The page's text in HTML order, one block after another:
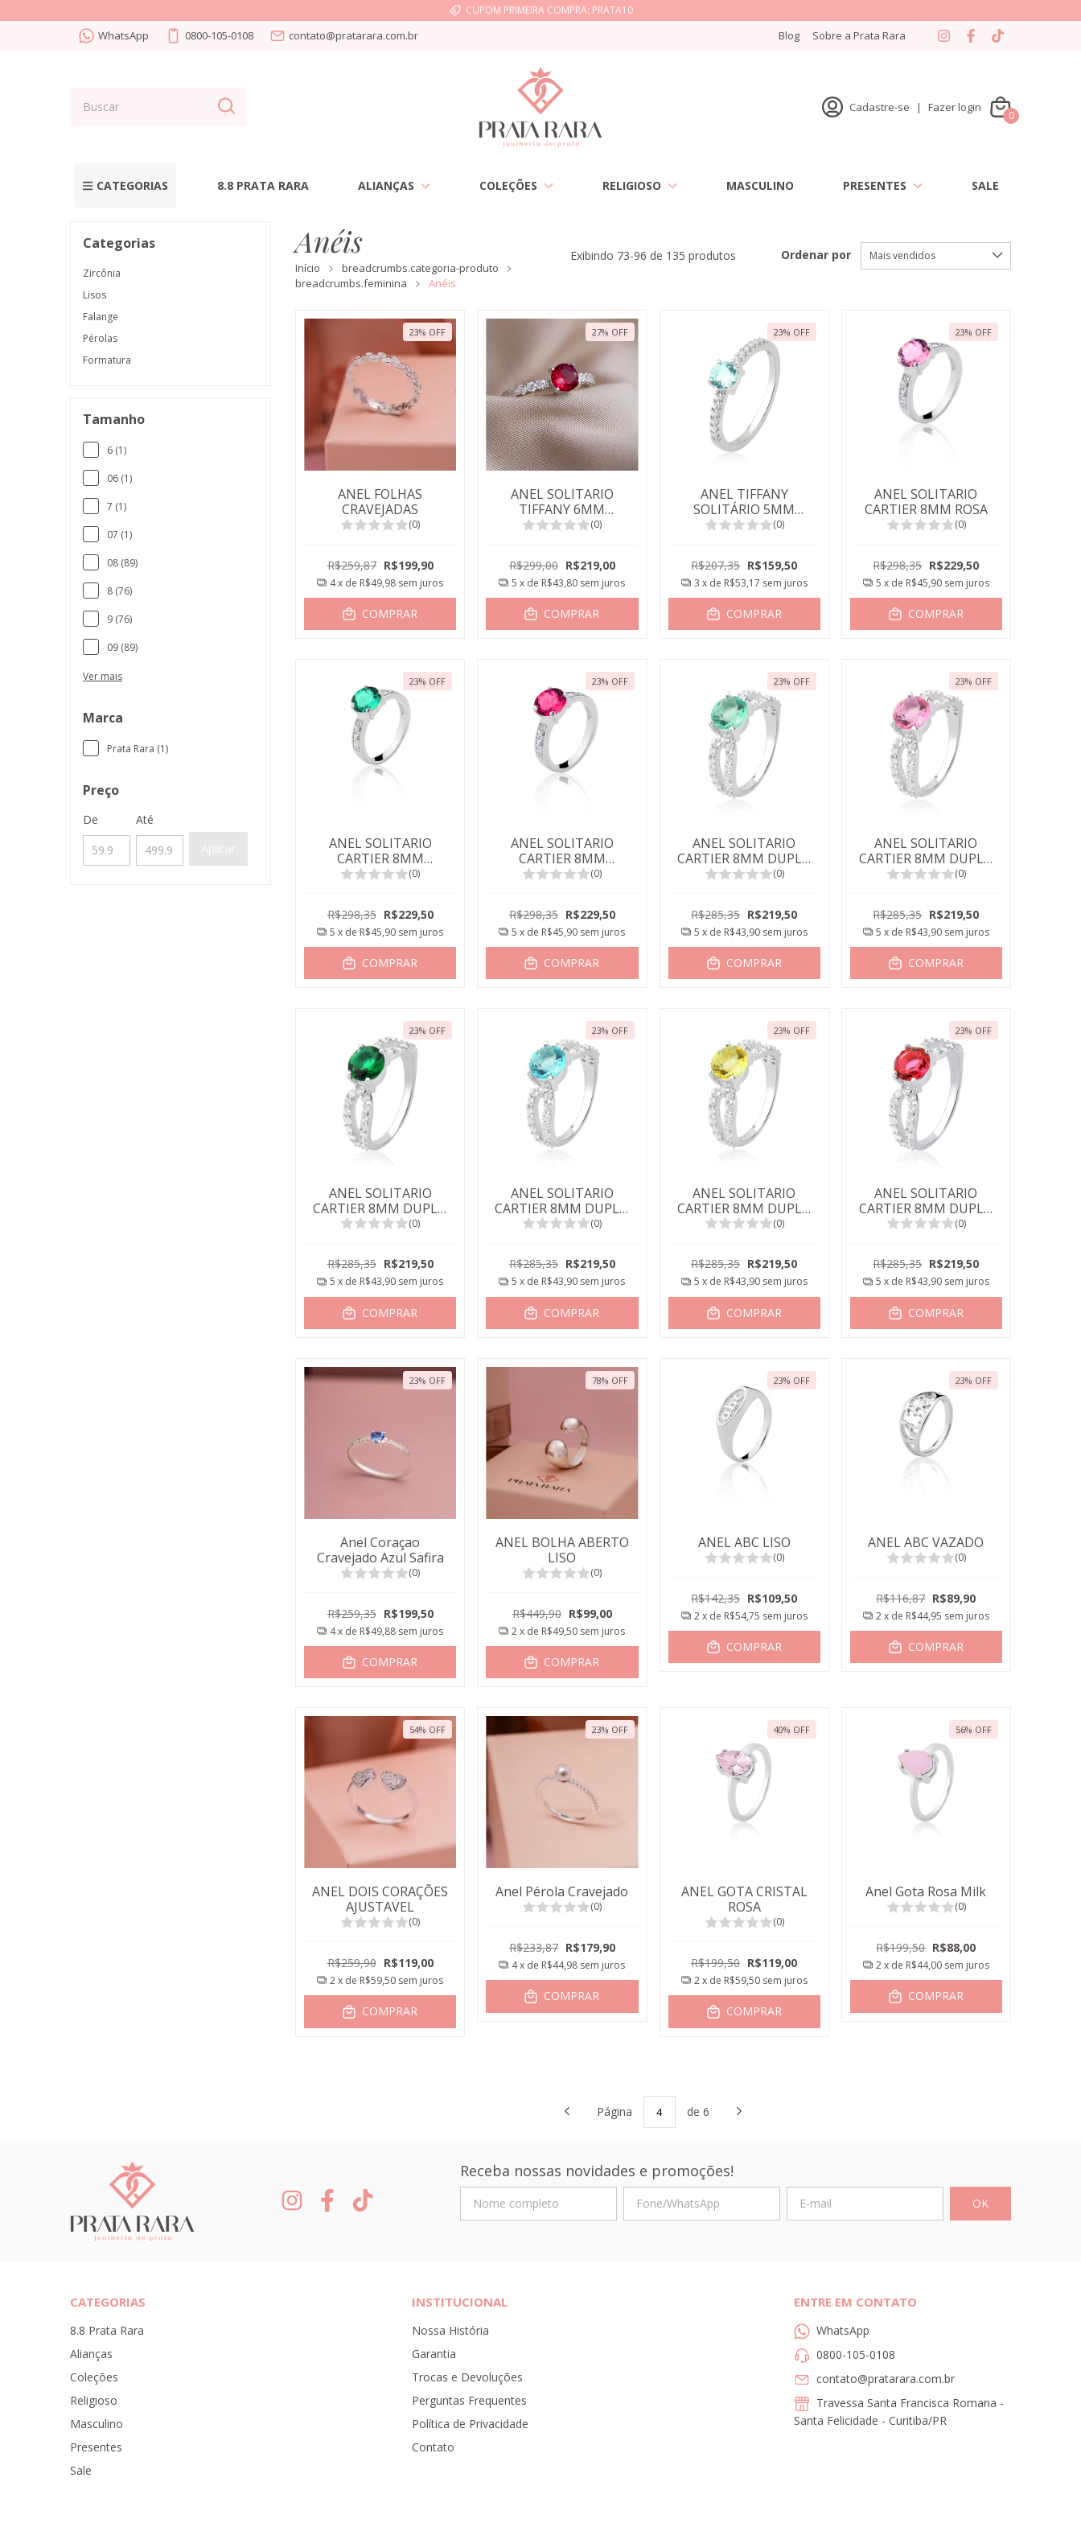
CUPOM PRIMEIRA COMPRA: PRATA10
WhatsApp 0800-105-0108 contato@pratarara.com.br Blog Sobre a Prata Rara
Cadastre-se | Fazer login
0
CATEGORIAS 8.8 PRATA RARA ALIANÇAS COLEÇÕES RELIGIOSO MASCULINO PRESENTES SALE
Categorias
Zircônia
Lisos
Falange
Pérolas
Formatura
Tamanho
6 (1)
06 (1)
7 (1)
07 (1)
08 (89)
8 (76)
9 (76)
09 (89)
Ver mais
Marca
Prata Rara (1)
Preço
De
Até
Aplicar
Anéis
Início
breadcrumbs.categoria-produto
breadcrumbs.feminina
Anéis
Exibindo 73-96 de 135 produtos Ordenar por
23% OFF
ANEL FOLHAS
CRAVEJADAS
(0)
R$259,87 R$199,90
4x de R$49,98 sem juros
COMPRAR
27% OFF
ANEL SOLITARIO
TIFFANY 6MM
RUBELITA(0)
R$299,00 R$219,00
5 x de R$43,80 sem juros
COMPRAR
23% OFF
ANEL TIFFANY
SOLITÁRIO 5MM
TOPAZIO SKY
(0)
R$207,35 R$159,50
3 x de R$53,17 sem juros
COMPRAR
23% OFF
ANEL SOLITARIO
CARTIER 8MM ROSA
(0)
R$298,35 R$229,50
5 x de R$45,90 sem juros
COMPRAR
23% OFF
ANEL SOLITARIO
CARTIER 8MM
TURMALINA PARAIBA
(0)
R$298,35 R$229,50
5 x de R$45,90 sem juros
COMPRAR
23% OFF
ANEL SOLITARIO
CARTIER 8MM
RUBELITA(0)
R$298,35 R$229,50
5 x de R$45,90 sem juros
COMPRAR
23% OFF
ANEL SOLITARIO
CARTIER 8MM DUPLO
TURMALINA PARAIBA
(0)
R$285,35 R$219,50
5 x de R$43,90 sem juros
COMPRAR
23% OFF
ANEL SOLITARIO
CARTIER 8MM DUPLO
ROSA
(0)
R$285,35 R$219,50
5 x de R$43,90 sem juros
COMPRAR
23% OFF
ANEL SOLITARIO
CARTIER 8MM DUPLO
VERDE ESMERALDA
(0)
R$285,35 R$219,50
5 x de R$43,90 sem juros
COMPRAR
23% OFF
ANEL SOLITARIO
CARTIER 8MM DUPLO
TOPAZIO SKY
(0)
R$285,35 R$219,50
5 x de R$43,90 sem juros
COMPRAR
23% OFF
ANEL SOLITARIO
CARTIER 8MM DUPLO
SARIFA AMARELA
(0)
R$285,35 R$219,50
5 x de R$43,90 sem juros
COMPRAR
23% OFF
ANEL SOLITARIO
CARTIER 8MM DUPLO
JADE VERMELHA
(0)
R$285,35 R$219,50
5 x de R$43,90 sem juros
COMPRAR
23% OFF
Anel Coraçao
Cravejado Azul Safira
(0)
R$259,35 R$199,50
4x de R$49,88 sem juros
COMPRAR
78% OFF
ANEL BOLHA ABERTO
LISO
(0)
R$449,90 R$99,00
2x de R$49,50 sem juros
COMPRAR
23% OFF
ANEL ABC LISO
(0)
R$142,35 R$109,50
2x de R$54,75 sem juros
COMPRAR
23% OFF
ANEL ABC VAZADO
(0)
R$116,87 R$89,90
2x de R$44,95 sem juros
COMPRAR
54% OFF
ANEL DOIS CORAÇÕES
AJUSTAVEL
(0)
R$259,90 R$119,00
2x de R$59,50 sem juros
COMPRAR
23% OFF
Anel Pérola Cravejado
(0)
R$233,87 R$179,90
4x de R$44,98 sem juros
COMPRAR
40% OFF
ANEL GOTA CRISTAL
ROSA
(0)
R$199,50 R$119,00
2x de R$59,50 sem juros
COMPRAR
56% OFF
Anel Gota Rosa Milk
(0)
R$199,50 R$88,00
2x de R$44,00 sem juros
COMPRAR
Página de 6
Receba nossas novidades e promoções!
CATEGORIAS
8.8 Prata Rara
Alianças
Coleções
Religioso
Masculino
Presentes
Sale
INSTITUCIONAL
Nossa História
Garantia
Trocas e Devoluções
Perguntas Frequentes
Política de Privacidade
Contato
ENTRE EM CONTATO
WhatsApp
0800-105-0108
contato@pratarara.com.br
Travessa Santa Francisca Romana -
Santa Felicidade - Curitiba/PR